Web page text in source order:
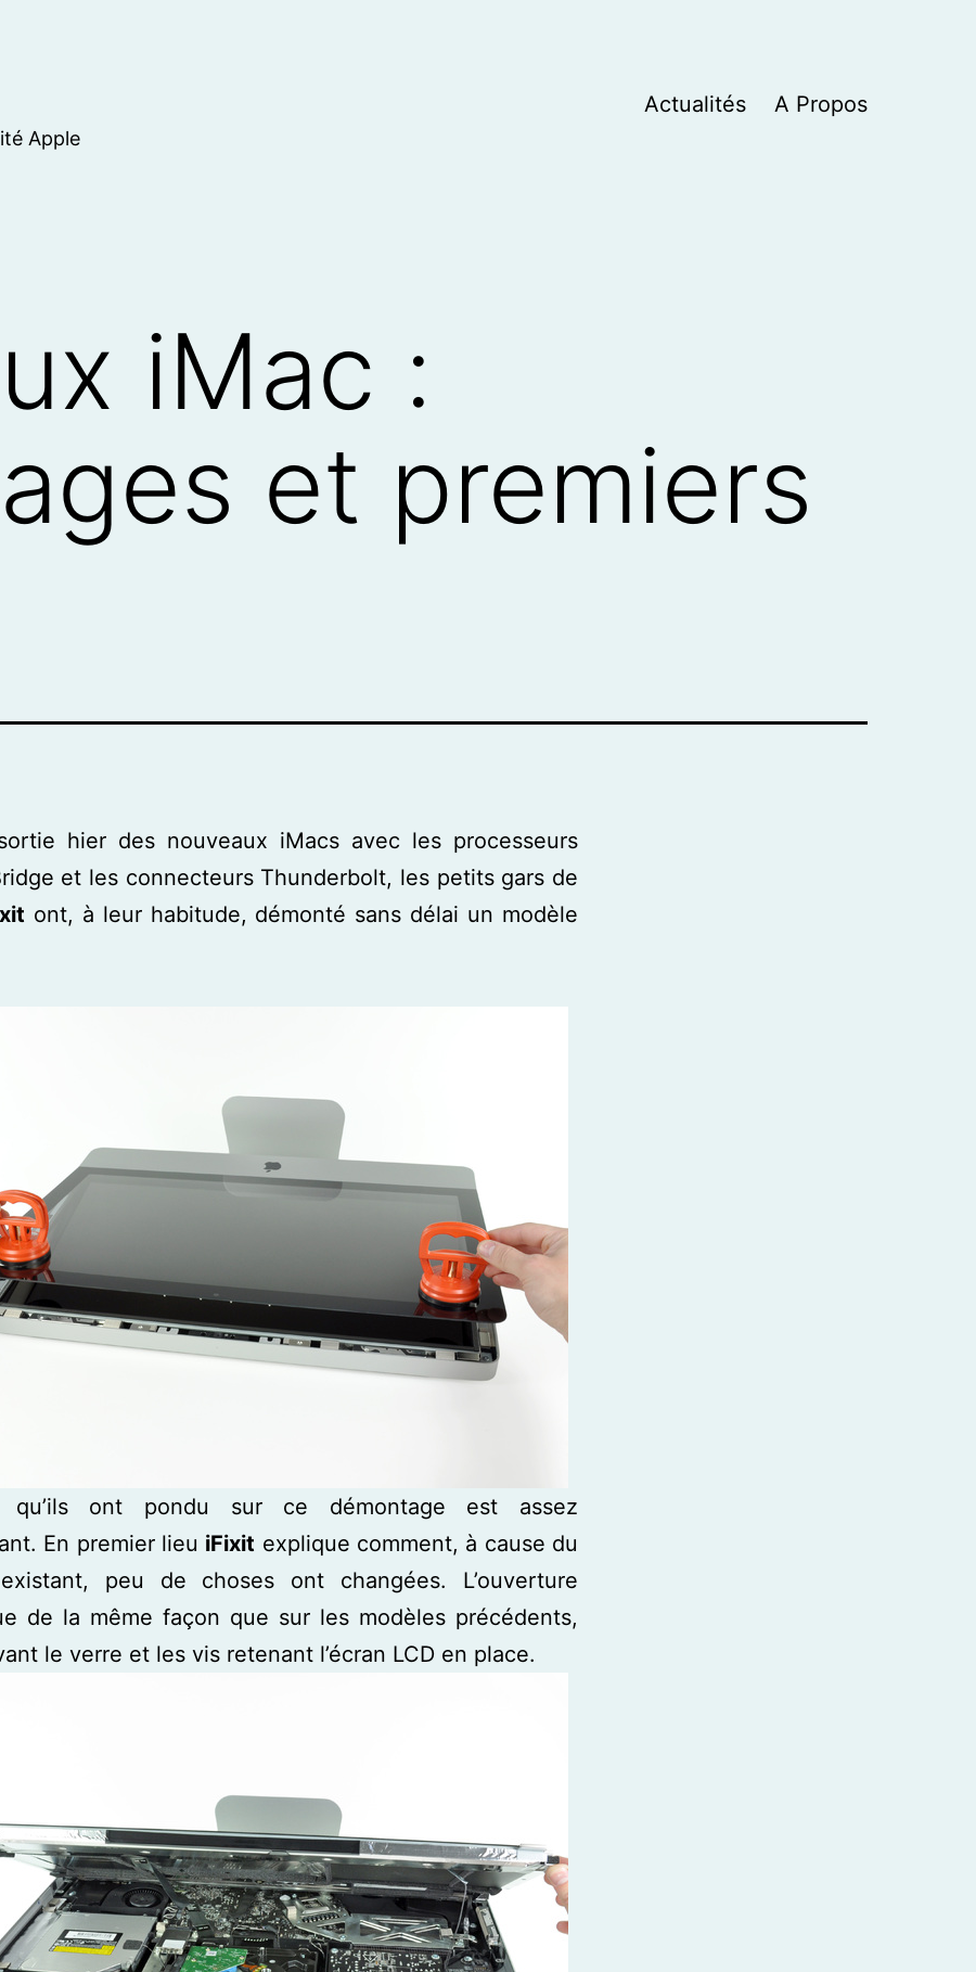
Apple
Actualités A Propos
iMac :
et premiers
hier des nouveaux iMacs avec les processeurs
et les connecteurs Thunderbolt, les petits gars de
ont, à leur habitude, démonté sans délai un modèle
qu’ils ont pondu sur ce démontage est assez
En premier lieu iFixit explique comment, à cause du
peu de choses ont changées. L’ouverture
de la même façon que sur les modèles précédents,
le verre et les vis retenant l’écran LCD en place.